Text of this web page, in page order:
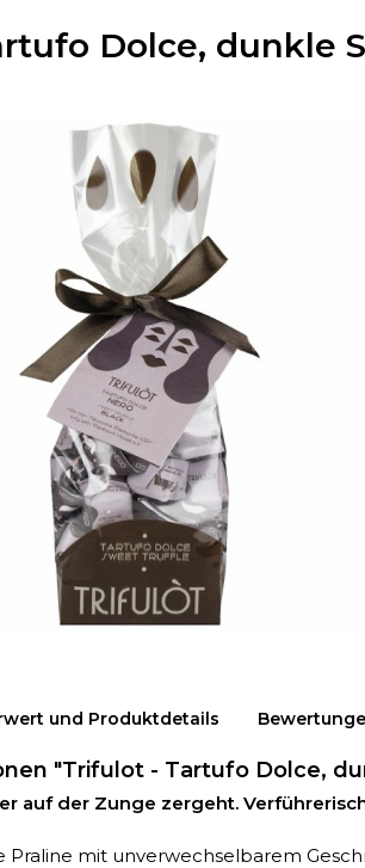
Dolce, dunkle
und Produktdetails
"Trifulot - Tartufo Dolce,
auf der Zunge zergeht.
Praline mit unverwechselbarem